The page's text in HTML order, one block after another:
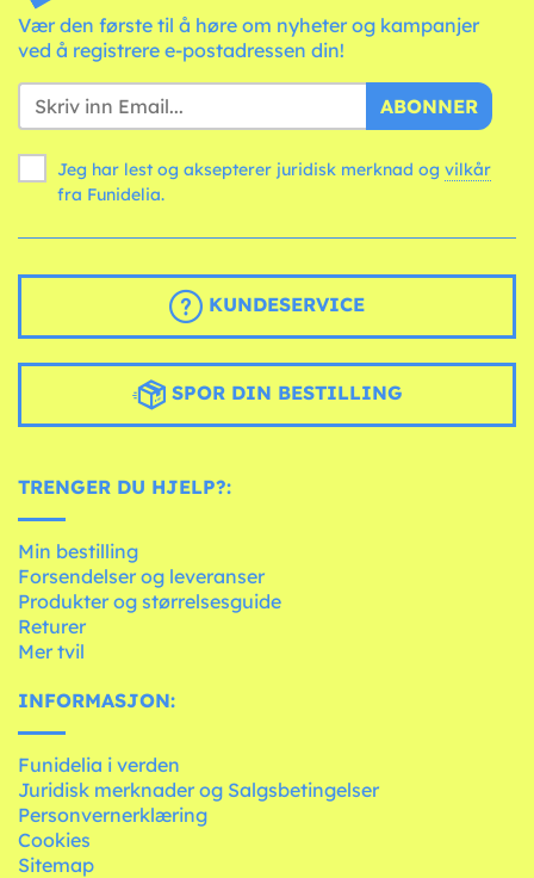
Vær den første til å høre om nyheter og kampanjer
ved å registrere e-postadressen din!
ABONNER
Jeg har lest og aksepterer juridisk merknad og vilkår
fra Funidelia.
KUNDESERVICE
SPOR DIN BESTILLING
TRENGER DU HJELP?:
Min bestilling
Forsendelser og leveranser
Produkter og størrelsesguide
Returer
Mer tvil
INFORMASJON:
Funidelia i verden
Juridisk merknader og Salgsbetingelser
Personvernerklæring
Cookies
Sitemap